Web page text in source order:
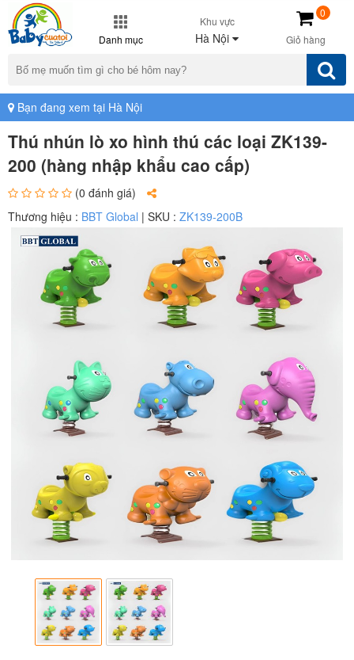
Danh mục
Khu vực
Hà Nội Giỏ hàng
0
Bạn đang xem tại Hà Nội
Thú nhún lò xo hình thú các loại ZK139-
200 (hàng nhập khẩu cao cấp)
(0 đánh giá)
Thương hiệu : BBT Global | SKU : ZK139-200B